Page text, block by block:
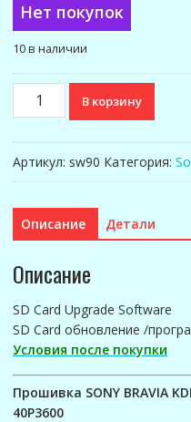
Нет покупок
10 в наличии
Количество
товара
BRAVIA
-
M6.039
В корзину
Артикул: sw90 Категория:
Описание Детали
Описание
SD Card Upgrade Software
SD Card обновление /
Условия после покупки
Прошивка SONY BRAVIA
40P3600